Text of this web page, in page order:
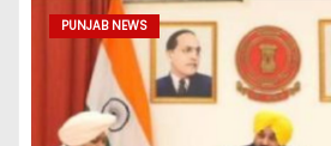
PUNJAB NEWS